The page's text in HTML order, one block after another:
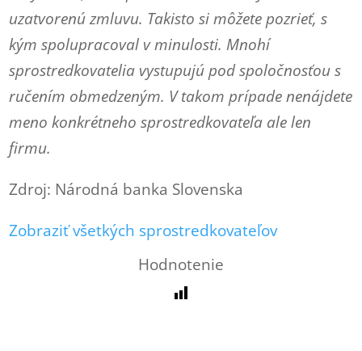
uzatvorenú zmluvu. Takisto si môžete pozrieť, s
kým spolupracoval v minulosti. Mnohí
sprostredkovatelia vystupujú pod spoločnosťou s
ručením obmedzeným. V takom prípade nenájdete
meno konkrétneho sprostredkovateľa ale len
firmu.
Zdroj: Národná banka Slovenska
Zobraziť všetkých sprostredkovateľov
Hodnotenie